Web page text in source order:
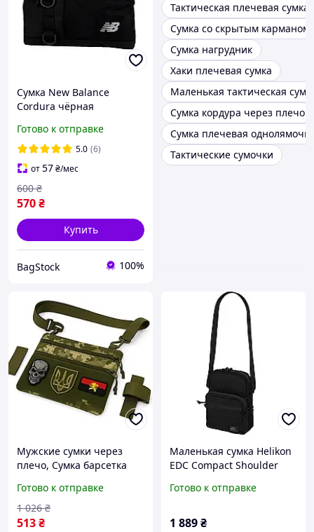
Сумка New Balance
Cordura чёрная
Готово к отправке
5.0 (6)
от57₴/мес
570₴
600 ₴
Купить
BagStock 100%
Тактическая плечевая сумка
Сумка со скрытым карманом
Сумка нагрудник
Хаки плечевая сумка
Маленькая тактическая
Сумка кордура через плечо
Сумка плечевая
Тактические сумочки
Мужские сумки через
плечо, Сумка барсетка
Военная сумка всу
мужская слинг FT-47
Готово к отправке
513₴
1 026 ₴
Маленькая сумка Helikon
EDC Compact Shoulder
удобная на каждый день
Готово к отправке
1 889₴